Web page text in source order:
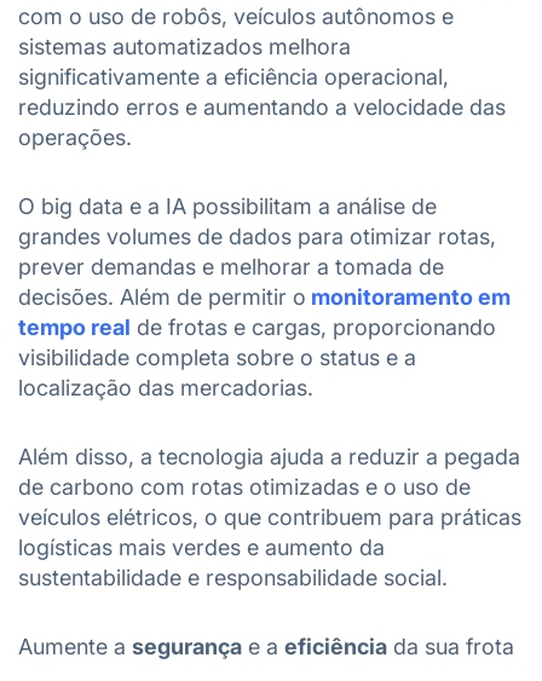
com o uso de robôs, veículos autônomos e
sistemas automatizados melhora
significativamente a eficiência operacional,
reduzindo erros e aumentando a velocidade das
operações.
O big data e a IA possibilitam a análise de
grandes volumes de dados para otimizar rotas,
prever demandas e melhorar a tomada de
decisões. Além de permitir o monitoramento em
tempo real de frotas e cargas, proporcionando
visibilidade completa sobre o status e a
localização das mercadorias.
Além disso, a tecnologia ajuda a reduzir a pegada
de carbono com rotas otimizadas e o uso de
veículos elétricos, o que contribuem para práticas
logísticas mais verdes e aumento da
sustentabilidade e responsabilidade social.
Aumente a segurança e a eficiência da sua frota